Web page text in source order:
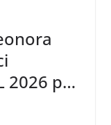
2026 per